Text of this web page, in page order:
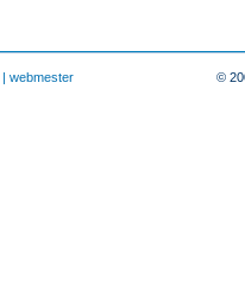
| webmester ©